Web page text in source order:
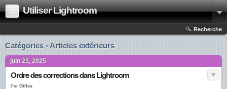
Utiliser Lightroom
Recherche
Catégories › Articles extérieurs
juin 23, 2025
Ordre des corrections dans Lightroom
Par Gilles